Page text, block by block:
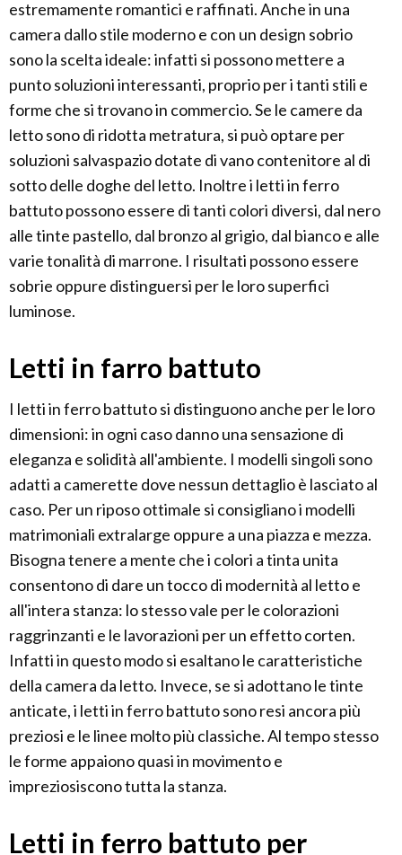
estremamente romantici e raffinati. Anche in una
camera dallo stile moderno e con un design sobrio
sono la scelta ideale: infatti si possono mettere a
punto soluzioni interessanti, proprio per i tanti stili e
forme che si trovano in commercio. Se le camere da
letto sono di ridotta metratura, si può optare per
soluzioni salvaspazio dotate di vano contenitore al di
sotto delle doghe del letto. Inoltre i letti in ferro
battuto possono essere di tanti colori diversi, dal nero
alle tinte pastello, dal bronzo al grigio, dal bianco e alle
varie tonalità di marrone. I risultati possono essere
sobrie oppure distinguersi per le loro superfici
luminose.
Letti in farro battuto
I letti in ferro battuto si distinguono anche per le loro
dimensioni: in ogni caso danno una sensazione di
eleganza e solidità all'ambiente. I modelli singoli sono
adatti a camerette dove nessun dettaglio è lasciato al
caso. Per un riposo ottimale si consigliano i modelli
matrimoniali extralarge oppure a una piazza e mezza.
Bisogna tenere a mente che i colori a tinta unita
consentono di dare un tocco di modernità al letto e
all'intera stanza: lo stesso vale per le colorazioni
raggrinzanti e le lavorazioni per un effetto corten.
Infatti in questo modo si esaltano le caratteristiche
della camera da letto. Invece, se si adottano le tinte
anticate, i letti in ferro battuto sono resi ancora più
preziosi e le linee molto più classiche. Al tempo stesso
le forme appaiono quasi in movimento e
impreziosiscono tutta la stanza.
Letti in ferro battuto per